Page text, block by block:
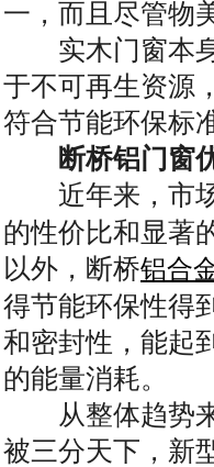
一，而且尽管物
实木门窗本身
于不可再生资源
符合节能环保标
断桥铝门窗
近年来，市场
的性价比和显著
以外，断桥铝合
得节能环保性得
和密封性，能起
的能量消耗。
从整体趋势来
被三分天下，新